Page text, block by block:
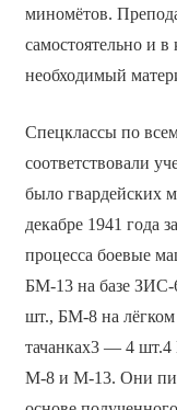
миномётов.
самостоятельно и
необходимый
Спецклассы по
соответствовали
было гвардейских
декабре 1941 года
процесса боевые
БМ-13 на базе
шт., БМ-8 на
тачанках3 — 4 шт.4
М-8 и М-13. Они